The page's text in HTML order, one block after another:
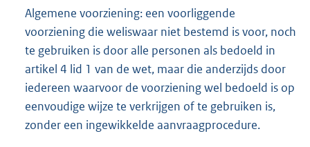
Algemene voorziening: een voorliggende
voorziening die weliswaar niet bestemd is voor, noch
te gebruiken is door alle personen als bedoeld in
artikel 4 lid 1 van de wet, maar die anderzijds door
iedereen waarvoor de voorziening wel bedoeld is op
eenvoudige wijze te verkrijgen of te gebruiken is,
zonder een ingewikkelde aanvraagprocedure.